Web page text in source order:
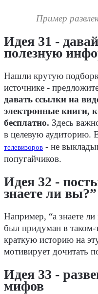
Пример
Идея 31 -
полезную
Нашли крутую
источнике -
давать ссылки на
электронные книги,
бесплатно. Здесь
в целевую аудиторию.
телевизоров - не
попугайчиков.
Идея 32 -
знаете ли вы?”
Например, “а знаете
был придуман в
краткую историю на
мотивирует дочитать
Идея 33 -
мифов